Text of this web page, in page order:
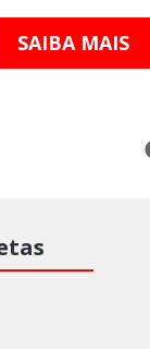
SAIBA MAIS